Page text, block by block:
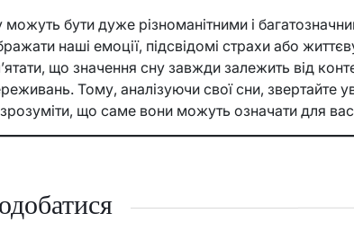
бути дуже різноманітними і
наші емоції, підсвідомі страхи або
що значення сну завжди залежить від
Тому, аналізуючи свої сни, звертайте
що саме вони можуть означати для